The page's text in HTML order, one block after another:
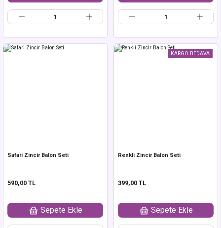
Safari Zincir Balon Seti
590,00 TL
Sepete Ekle
KARGO BEDAVA
Renkli Zincir Balon Seti
399,00 TL
Sepete Ekle